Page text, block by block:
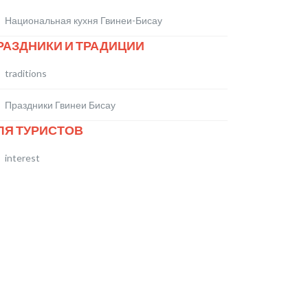
Национальная кухня Гвинеи-Бисау
И ТРАДИЦИИ
traditions
Праздники Гвинеи Бисау
ТУРИСТОВ
interest